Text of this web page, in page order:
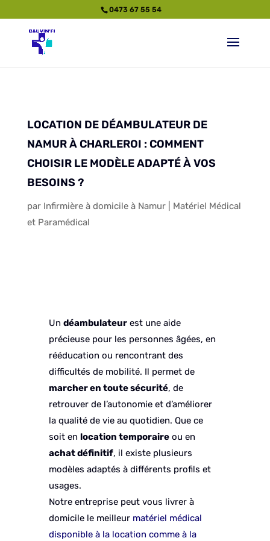
0473 67 55 54
LOCATION DE DÉAMBULATEUR DE
NAMUR À CHARLEROI : COMMENT
CHOISIR LE MODÈLE ADAPTÉ À VOS
BESOINS ?
par Infirmière à domicile à Namur| Matériel Médical
et Paramédical
Un déambulateurest une aide
précieuse pour les personnes âgées, en
rééducation ou rencontrant des
difficultés de mobilité. Il permet de
marcher en toute sécurité, de
retrouver de l’autonomie et d’améliorer
la qualité de vie au quotidien. Que ce
soit en location temporaireou en
achat définitif, il existe plusieurs
modèles adaptés à différents profils et
usages.
Notre entreprise peut vous livrer à
domicile le meilleur matériel médical
disponible à la location comme à la